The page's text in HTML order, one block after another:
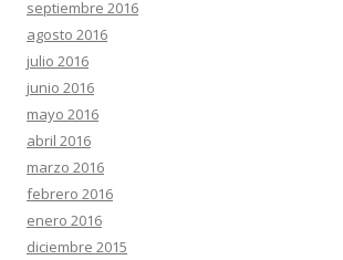
septiembre 2016
agosto 2016
julio 2016
junio 2016
mayo 2016
abril 2016
marzo 2016
febrero 2016
enero 2016
diciembre 2015